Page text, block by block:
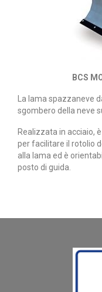
BCS
La lama spazzaneve
sgombero della neve
Realizzata in acciaio,
per facilitare il rotolio
alla lama ed è
posto di guida.